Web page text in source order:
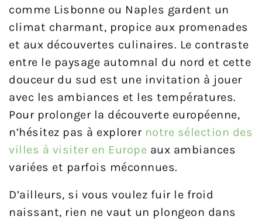
comme Lisbonne ou Naples gardent un
climat charmant, propice aux promenades
et aux découvertes culinaires. Le contraste
entre le paysage automnal du nord et cette
douceur du sud est une invitation à jouer
avec les ambiances et les températures.
Pour prolonger la découverte européenne,
n’hésitez pas à explorer notre sélection des
villes à visiter en Europe aux ambiances
variées et parfois méconnues.
D’ailleurs, si vous voulez fuir le froid
naissant, rien ne vaut un plongeon dans